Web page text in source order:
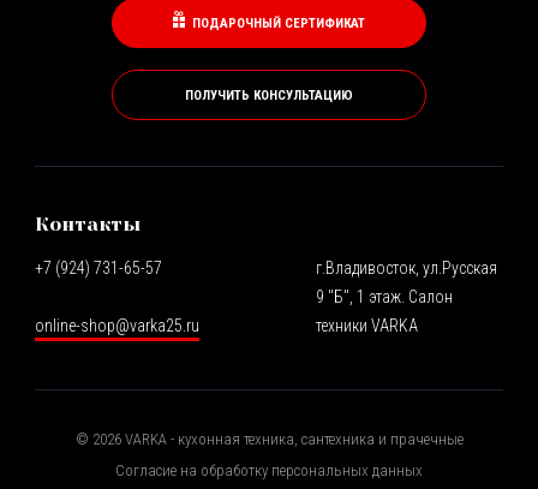
ПОДАРОЧНЫЙ СЕРТИФИКАТ
ПОЛУЧИТЬ КОНСУЛЬТАЦИЮ
Контакты
+7 (924) 731-65-57
online-shop@varka25.ru
г.Владивосток, ул.Русская
9 "Б", 1 этаж. Салон
техники VARKA
© 2026VARKA - кухонная техника, сантехника и прачечные
Согласие на обработку персональных данных